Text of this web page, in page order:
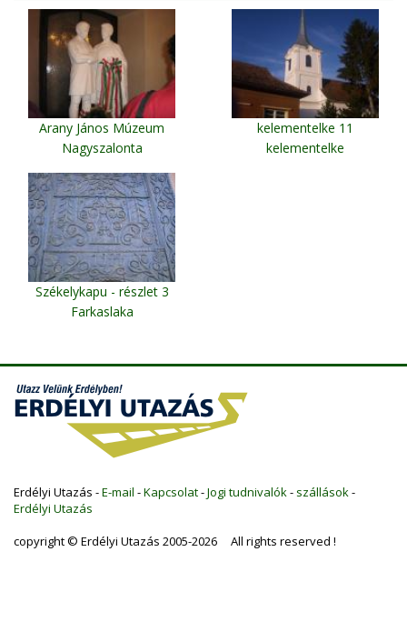
Arany János Múzeum
Nagyszalonta
kelementelke 11
kelementelke
Székelykapu - részlet 3
Farkaslaka
Erdélyi Utazás -E-mail -Kapcsolat-Jogi tudnivalók - szállások -
Erdélyi Utazás
copyright © Erdélyi Utazás 2005-2026 All rights reserved !